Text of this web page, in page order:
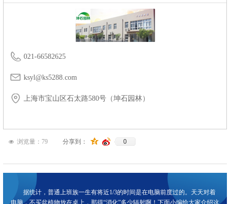
넶 浏览量： 79
021-66582625
ksyl@ks5288.com
上海市宝山区石太路580号（坤石园林）
据统计，普通上班族一生有将近1/3的时间是在电脑前度过的。天天对着
电脑，不买盆植物放在桌上，那得“消化”多少辐射啊！下面小编给大家介绍这
分享到： 0